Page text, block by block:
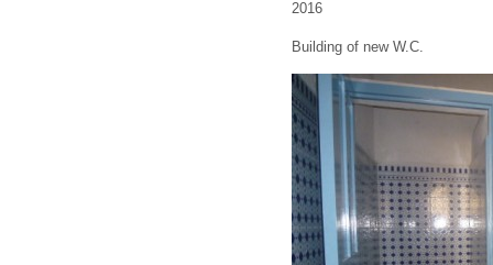
Building of new W.C.